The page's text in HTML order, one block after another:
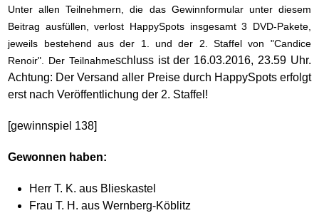
Unter allen Teilnehmern, die das Gewinnformular unter diesem
Beitrag ausfüllen, verlost HappySpots insgesamt 3 DVD-Pakete,
jeweils bestehend aus der 1. und der 2. Staffel von "Candice
Renoir". Der Teilnahmeschluss ist der 16.03.2016, 23.59 Uhr.
Achtung: Der Versand aller Preise durch HappySpots erfolgt
erst nach Veröffentlichung der 2. Staffel!
[gewinnspiel 138]
Gewonnen haben:
Herr T. K. aus Blieskastel
Frau T. H. aus Wernberg-Köblitz